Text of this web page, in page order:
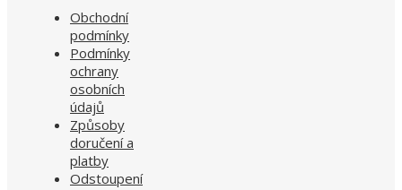
Obchodní
podmínky
Podmínky
ochrany
osobních
údajů
Způsoby
doručení a
platby
Odstoupení